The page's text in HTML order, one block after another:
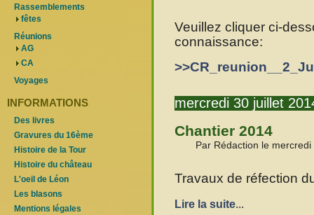
Veuillez cliquer ci-
connaissance:
mercredi 30 juillet
Chantier 2014
Par Rédaction le
Travaux de réfection
Lire la suite...
Rassemblements
fêtes
Réunions
AG
CA
Voyages
INFORMATIONS
Des livres
Gravures du 16ème
Histoire de la Tour
Histoire du château
L'oeil de Léon
Les blasons
Mentions légales